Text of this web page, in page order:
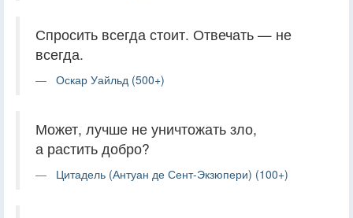
Спросить всегда стоит. Отвечать — не
всегда.
Оскар Уайльд (500+)
Может, лучше не уничтожать зло,
а растить добро?
Цитадель (Антуан де Сент-Экзюпери) (100+)